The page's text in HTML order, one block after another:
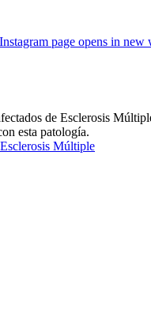
Instagram page opens in new
de Esclerosis
esta patología.